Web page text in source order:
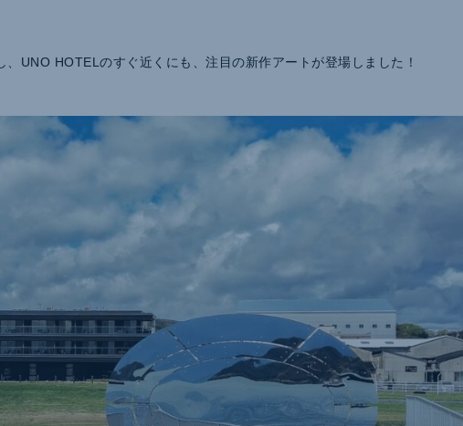
UNO HOTELのすぐ近くにも、注目の新作アートが登場しました！